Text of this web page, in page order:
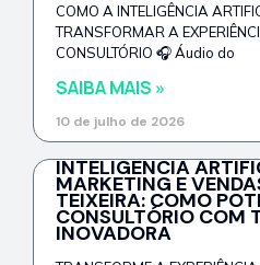
COMO A INTELIGÊNCIA
TRANSFORMAR A
CONSULTÓRIO 🎧 Áudio do
SAIBA MAIS »
10 de julho de 2026
INTELIGÊNCIA
MARKETING E
TEIXEIRA: COMO
CONSULTÓRIO COM
INOVADORA